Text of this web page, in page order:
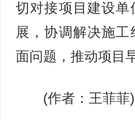
切对接项目建设
展，协调解决施
面问题，推动项目
(作者：王菲菲)